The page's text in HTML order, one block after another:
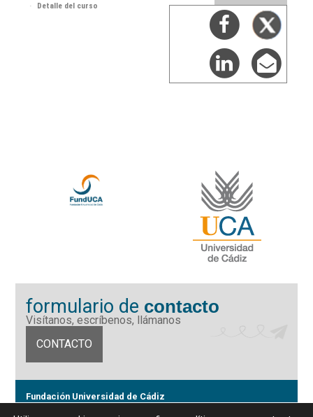
Detalle del curso
formulario de contacto
Visítanos, escríbenos, llámanos
CONTACTO
Fundación Universidad de Cádiz